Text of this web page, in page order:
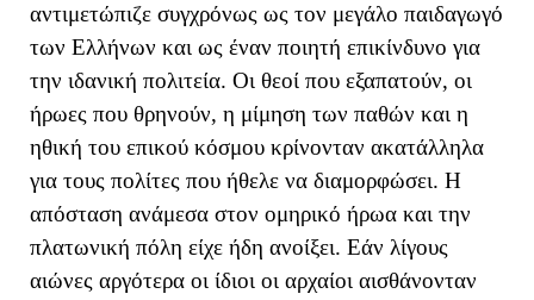
αντιμετώπιζε συγχρόνως ως τον μεγάλο παιδαγωγό
των Ελλήνων και ως έναν ποιητή επικίνδυνο για
την ιδανική πολιτεία. Οι θεοί που εξαπατούν, οι
ήρωες που θρηνούν, η μίμηση των παθών και η
ηθική του επικού κόσμου κρίνονταν ακατάλληλα
για τους πολίτες που ήθελε να διαμορφώσει. Η
απόσταση ανάμεσα στον ομηρικό ήρωα και την
πλατωνική πόλη είχε ήδη ανοίξει. Εάν λίγους
αιώνες αργότερα οι ίδιοι οι αρχαίοι αισθάνονταν